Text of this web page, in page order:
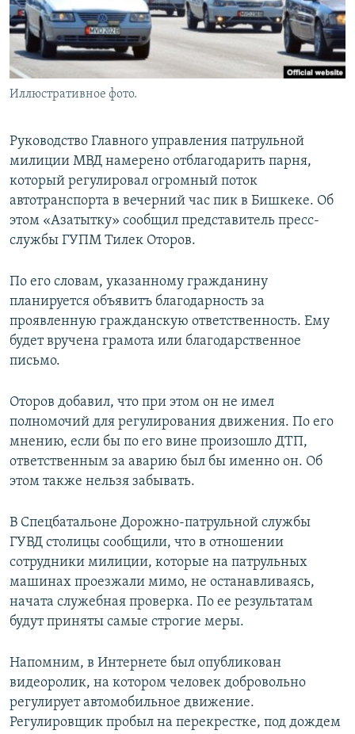
Иллюстративное фото.
Руководство Главного управления патрульной
милиции МВД намерено отблагодарить парня,
который регулировал огромный поток
автотранспорта в вечерний час пик в Бишкеке. Об
этом «Азатытку» сообщил представитель пресс-
службы ГУПМ Тилек Оторов.
По его словам, указанному гражданину
планируется объявитъ благодарность за
проявленную гражданскую ответственность. Ему
будет вручена грамота или благодарственное
письмо.
Оторов добавил, что при этом он не имел
полномочий для регулирования движения. По его
мнению, если бы по его вине произошло ДТП,
ответственным за аварию был бы именно он. Об
этом также нельзя забывать.
В Спецбатальоне Дорожно-патрульной службы
ГУВД столицы сообщили, что в отношении
сотрудники милиции, которые на патрульных
машинах проезжали мимо, не останавливаясь,
начата служебная проверка. По ее результатам
будут приняты самые строгие меры.
Напомним, в Интернете был опубликован
видеоролик, на котором человек добровольно
регулирует автомобильное движение.
Регулировщик пробыл на перекрестке, под дождем